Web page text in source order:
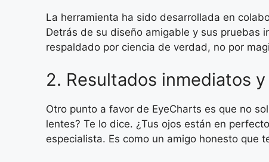
La herramienta ha sido desarrollada en
Detrás de su diseño amigable y sus pruebas
respaldado por ciencia de verdad, no por
2. Resultados inmediatos
Otro punto a favor de EyeCharts es que no
lentes? Te lo dice. ¿Tus ojos están en
especialista. Es como un amigo honesto que